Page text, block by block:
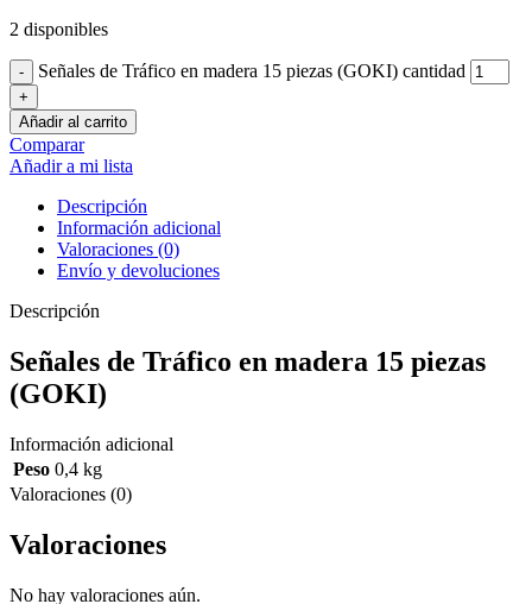
2 disponibles
Señales de Tráfico en madera 15 piezas (GOKI) cantidad
Añadir al carrito
Comparar
Añadir a mi lista
Descripción
Información adicional
Valoraciones (0)
Envío y devoluciones
Descripción
Señales de Tráfico en madera 15 piezas
(GOKI)
Información adicional
Peso 0,4 kg
Valoraciones (0)
Valoraciones
No hay valoraciones aún.